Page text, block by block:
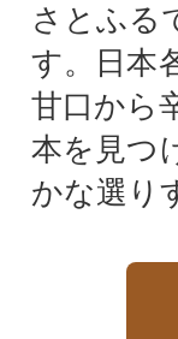
さとふる
す。日本
甘口から
本を見つ
かな選り